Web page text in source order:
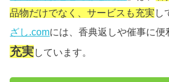
品物だけでなく、サービスも充実 し
ざし.comには、香典返しや催事に便
充実しています。